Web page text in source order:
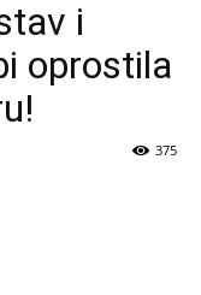
i
oprostila
375